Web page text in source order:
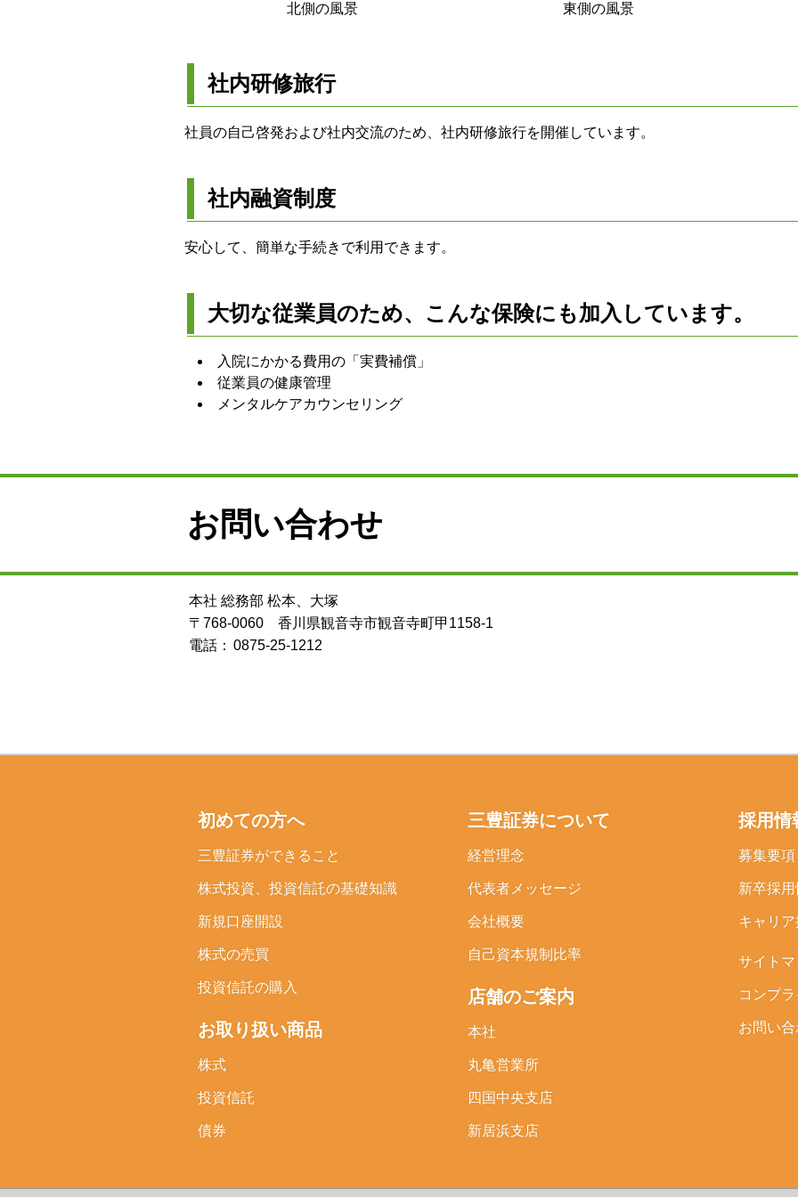
北側の風景 東側の風景
社内研修旅行
社員の自己啓発および社内交流のため、社内研修旅行を開催しています。
社内融資制度
安心して、簡単な手続きで利用できます。
大切な従業員のため、こんな保険にも加入しています。
入院にかかる費用の「実費補償」
従業員の健康管理
メンタルケアカウンセリング
お問い合わせ
本社 総務部 松本、大塚
〒768-0060 香川県観音寺市観音寺町甲1158-1
電話： 0875-25-1212
初めての方へ
三豊証券ができること
株式投資、投資信託の基礎知識
新規口座開設
株式の売買
投資信託の購入
お取り扱い商品
株式
投資信託
債券
三豊証券について
経営理念
代表者メッセージ
会社概要
自己資本規制比率
店舗のご案内
本社
丸亀営業所
四国中央支店
新居浜支店
採用情
募集要項
新卒採用
キャリ
サイトマ
コンプ
お問い